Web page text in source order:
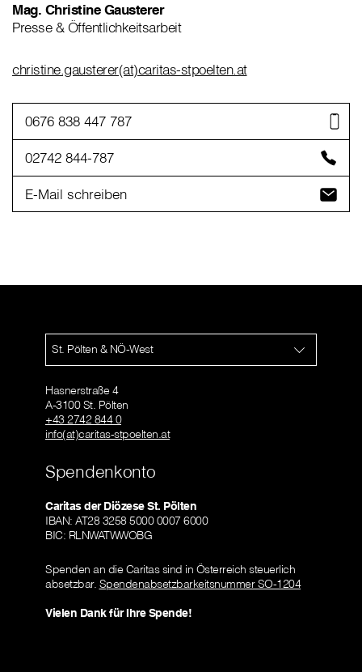
Mag. Christine Gausterer
Presse & Öffentlichkeitsarbeit
christine.gausterer(at)caritas-stpoelten.at
0676 838 447 787
02742 844-787
E-Mail schreiben
St. Pölten & NÖ-West
Hasnerstraße 4
A-3100 St. Pölten
+43 2742 844 0
info(at)caritas-stpoelten.at
Spendenkonto
Caritas der Diözese St. Pölten
IBAN: AT28 3258 5000 0007 6000
BIC: RLNWATWWOBG
Spenden an die Caritas sind in Österreich steuerlich
absetzbar. Spendenabsetzbarkeitsnummer SO-1204
Vielen Dank für Ihre Spende!